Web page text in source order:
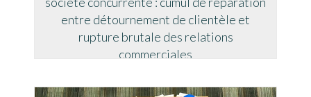
entre détournement de clientèle et
rupture brutale des relations
commerciales